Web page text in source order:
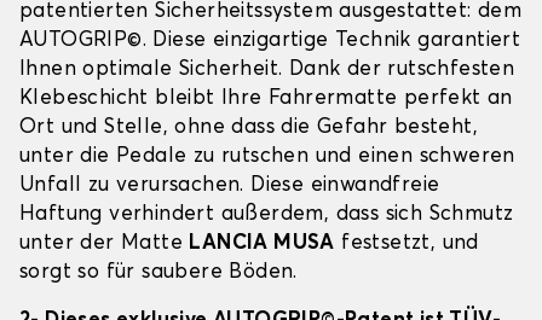
patentierten Sicherheitssystem ausgestattet: dem
AUTOGRIP©. Diese einzigartige Technik garantiert
Ihnen optimale Sicherheit. Dank der rutschfesten
Klebeschicht bleibt Ihre Fahrermatte perfekt an
Ort und Stelle, ohne dass die Gefahr besteht,
unter die Pedale zu rutschen und einen schweren
Unfall zu verursachen. Diese einwandfreie
Haftung verhindert außerdem, dass sich Schmutz
unter der Matte LANCIA MUSA festsetzt, und
sorgt so für saubere Böden.